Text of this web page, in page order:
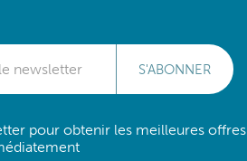
S'ABONNER
pour obtenir les meilleures offres